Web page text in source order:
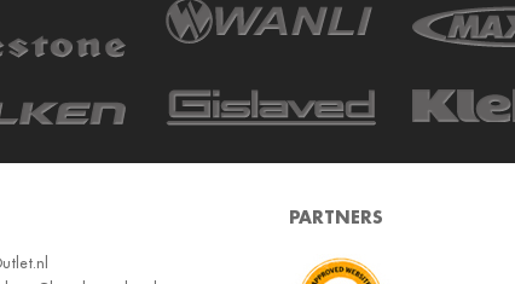
PARTNERS